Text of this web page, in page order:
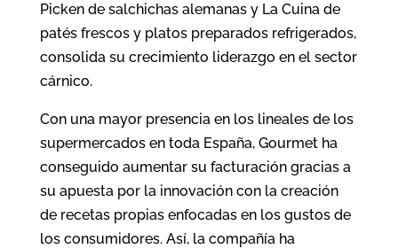
Picken de salchichas alemanas y La Cuina de
patés frescos y platos preparados refrigerados,
consolida su crecimiento liderazgo en el sector
cárnico.
Con una mayor presencia en los lineales de los
supermercados en toda España, Gourmet ha
conseguido aumentar su facturación gracias a
su apuesta por la innovación con la creación
de recetas propias enfocadas en los gustos de
los consumidores. Así, la compañía ha